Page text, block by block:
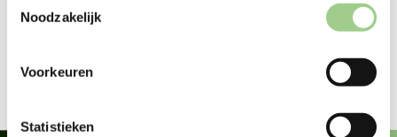
Noodzakelijk
Voorkeuren
Statistieken